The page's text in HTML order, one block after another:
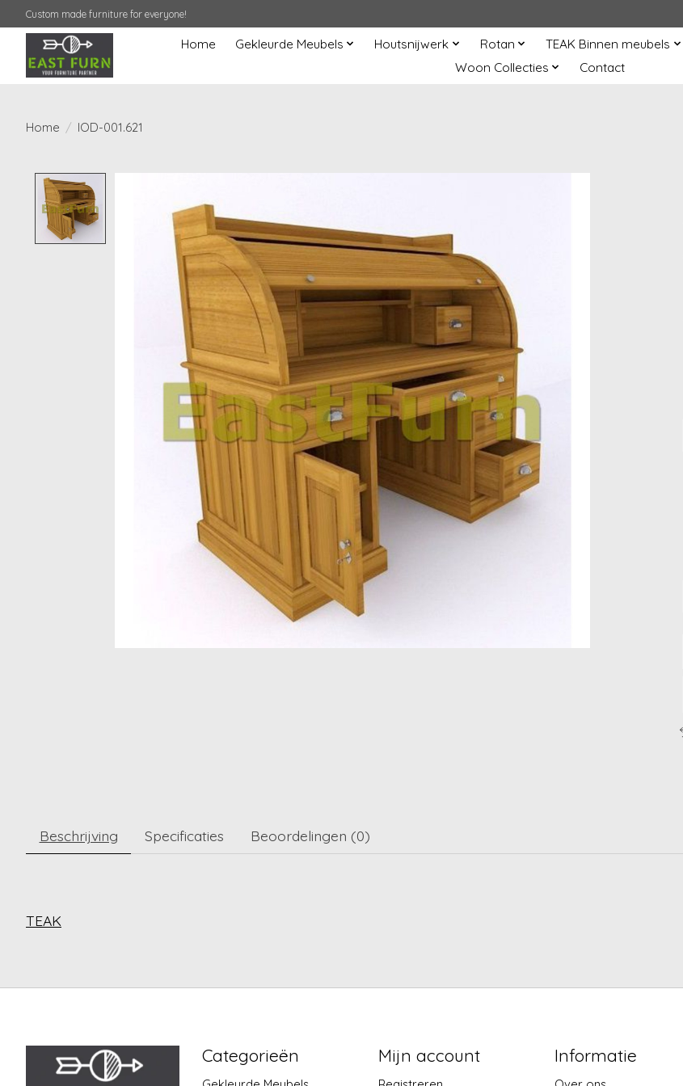
Custom made furniture for everyone!
Home Gekleurde Meubels Houtsnijwerk Rotan TEAK Binnen meubels
Woon Collecties
Contact
Home / IOD-001.621
Beschrijving Specificaties Beoordelingen (0)
TEAK
Categorieën Mijn account Informatie